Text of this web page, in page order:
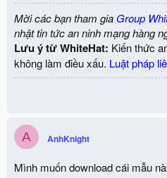
Mời các bạn tham gia Group
nhật tin tức an ninh mạng hàng
Lưu ý từ WhiteHat: Kiến thức
không làm điều xấu. Luật pháp
A AnhKnight
Mình muốn download cái mẫu